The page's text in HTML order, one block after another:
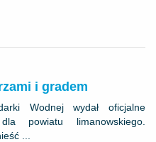
i gradem
Wodnej wydał oficjalne
powiatu limanowskiego.
...